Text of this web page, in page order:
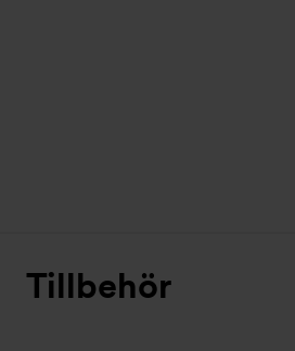
Tillbehör